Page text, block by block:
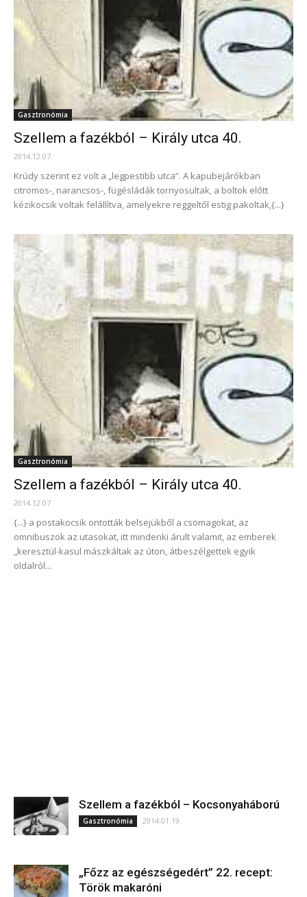
Gasztronómia
Szellem a fazékból – Király utca 40.
2014.12.07.
Krúdy szerint ez volt a „legpestibb utca”. A kapubejárókban
citromos-, narancsos-, fügésládák tornyosultak, a boltok előtt
kézikocsik voltak felállítva, amelyekre reggeltől estig pakoltak,{...}
Gasztronómia
Szellem a fazékból – Király utca 40.
2014.12.07.
{...} a postakocsik ontották belsejükből a csomagokat, az
omnibuszok az utasokat, itt mindenki árult valamit, az emberek
„keresztül-kasul mászkáltak az úton, átbeszélgettek egyik
oldalról...
Szellem a fazékból – Kocsonyaháború
Gasztronómia 2014.01.19.
„Főzz az egészségedért” 22. recept:
Török makaróni